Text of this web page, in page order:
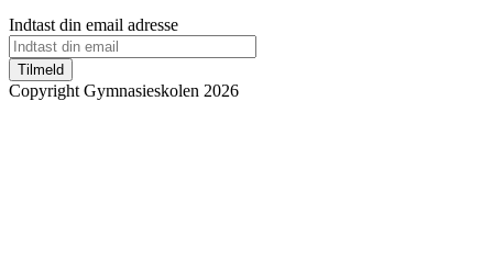
Indtast din email adresse
Tilmeld
Copyright Gymnasieskolen 2026